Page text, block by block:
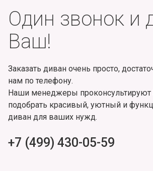
Один звонок и
Ваш!
Заказать диван очень просто,
нам по телефону.
Наши менеджеры проконсультируют
подобрать красивый, уютный и
диван для ваших нужд.
+7 (499) 430-05-59